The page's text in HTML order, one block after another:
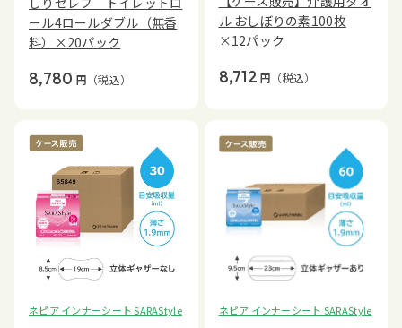
ール4ロールダブル（無香
料）×20パック
8,780 円 （税込）
ル おしぼりの素100枚
×12パック
8,712 円 （税込）
ネピア インナーシート SARAStyle ネピア インナーシート SARAStyle